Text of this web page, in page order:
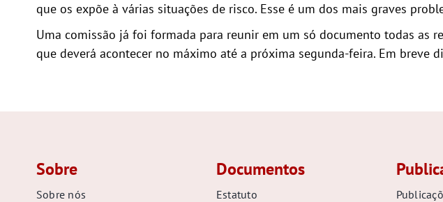
que os expõe à várias situações de risco. Esse é um dos mais graves
Uma comissão já foi formada para reunir em um só documento todas as
que deverá acontecer no máximo até a próxima segunda-feira. Em breve
Sobre
Sobre nós
Documentos
Estatuto